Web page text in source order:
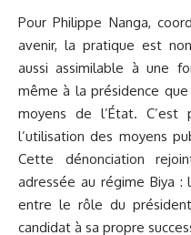
Pour Philippe Nanga,
avenir, la pratique est
aussi assimilable à une
même à la présidence
moyens de l’État.
l’utilisation des moyens
Cette dénonciation
adressée au régime Biya :
entre le rôle du
candidat à sa propre